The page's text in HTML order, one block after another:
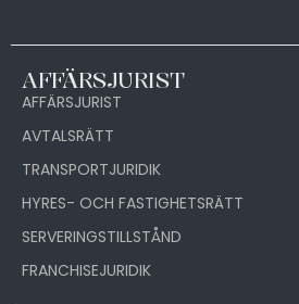
AFFÄRSJURIST
AFFÄRSJURIST
AVTALSRÄTT
TRANSPORTJURIDIK
HYRES- OCH FASTIGHETSRÄTT
SERVERINGSTILLSTÅND
FRANCHISEJURIDIK